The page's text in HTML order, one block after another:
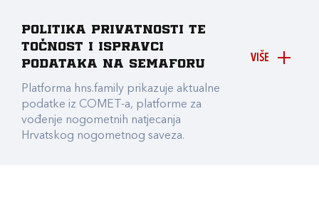
VIŠE
Politika privatnosti te
točnost i ispravci
podataka na Semaforu
Platforma hns.family prikazuje aktualne
podatke iz COMET-a, platforme za
vođenje nogometnih natjecanja
Hrvatskog nogometnog saveza.